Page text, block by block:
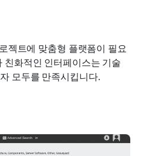
젝트에 맞춤형 플랫폼이 필요
친화적인 인터페이스는 기술
모두를 만족시킵니다.